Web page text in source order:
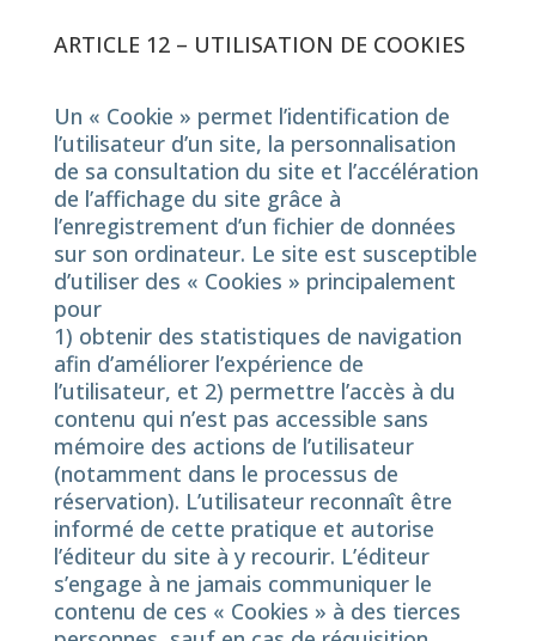
ARTICLE 12 – UTILISATION DE COOKIES
Un « Cookie » permet l’identification de
l’utilisateur d’un site, la personnalisation
de sa consultation du site et l’accélération
de l’affichage du site grâce à
l’enregistrement d’un fichier de données
sur son ordinateur. Le site est susceptible
d’utiliser des « Cookies » principalement
pour
1) obtenir des statistiques de navigation
afin d’améliorer l’expérience de
l’utilisateur, et 2) permettre l’accès à du
contenu qui n’est pas accessible sans
mémoire des actions de l’utilisateur
(notamment dans le processus de
réservation). L’utilisateur reconnaît être
informé de cette pratique et autorise
l’éditeur du site à y recourir. L’éditeur
s’engage à ne jamais communiquer le
contenu de ces « Cookies » à des tierces